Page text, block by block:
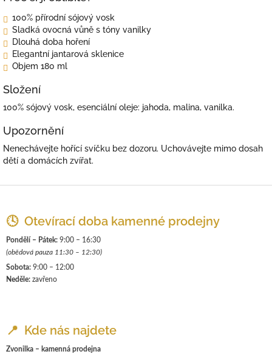
100% přírodní sójový vosk
Sladká ovocná vůně s tóny vanilky
Dlouhá doba hoření
Elegantní jantarová sklenice
Objem 180 ml
Složení
100% sójový vosk, esenciální oleje: jahoda, malina, vanilka.
Upozornění
Nenechávejte hořící svíčku bez dozoru. Uchovávejte mimo dosah
dětí a domácích zvířat.
🕓 Otevírací doba kamenné prodejny
Pondělí – Pátek: 9:00 – 16:30
(obědová pauza 11:30 – 12:30)
Sobota: 9:00 – 12:00
Neděle: zavřeno
📍 Kde nás najdete
Zvonilka – kamenná prodejna